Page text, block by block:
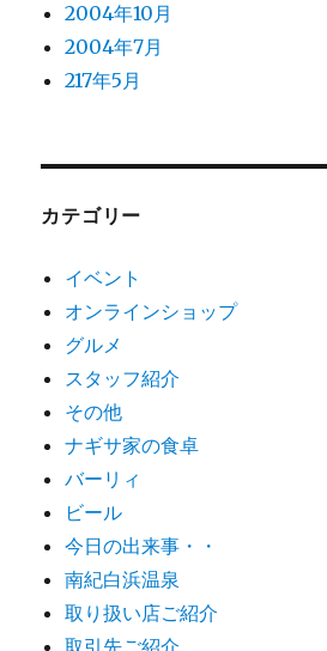
2004年10月
2004年7月
217年5月
カテゴリー
イベント
オンラインショップ
グルメ
スタッフ紹介
その他
ナギサ家の食卓
バーリィ
ビール
今日の出来事・・
南紀白浜温泉
取り扱い店ご紹介
取引先ご紹介